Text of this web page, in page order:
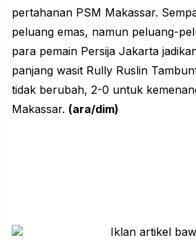
pertahanan PSM Makassar.
peluang emas, namun peluang-
para pemain Persija Jakarta
panjang wasit Rully Ruslin
tidak berubah, 2-0 untuk
Makassar. (ara/dim)